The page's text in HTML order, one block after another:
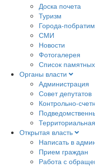
Доска почета
Туризм
Города-
СМИ
Новости
Фотогалерея
Список
Органы власти
Администрация
Совет депутатов
Контрольно-
Открытая власть
Написать в
Прием граждан
Работа с